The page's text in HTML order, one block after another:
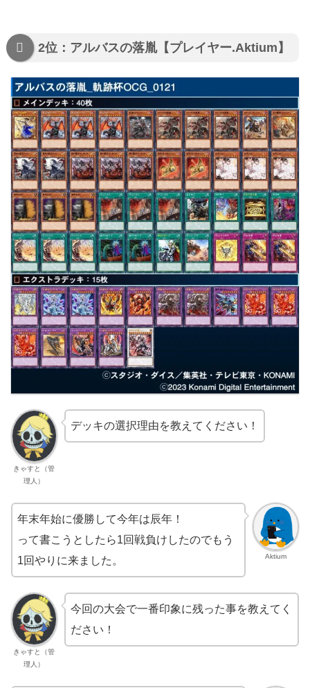
2位：アルバスの落胤【プレイヤー.Aktium】
きゃすと（管
理人）
デッキの選択理由を教えてください！
Aktium
年末年始に優勝して今年は辰年！
って書こうとしたら1回戦負けしたのでもう
1回やりに来ました。
きゃすと（管
理人）
今回の大会で一番印象に残った事を教えてく
ださい！